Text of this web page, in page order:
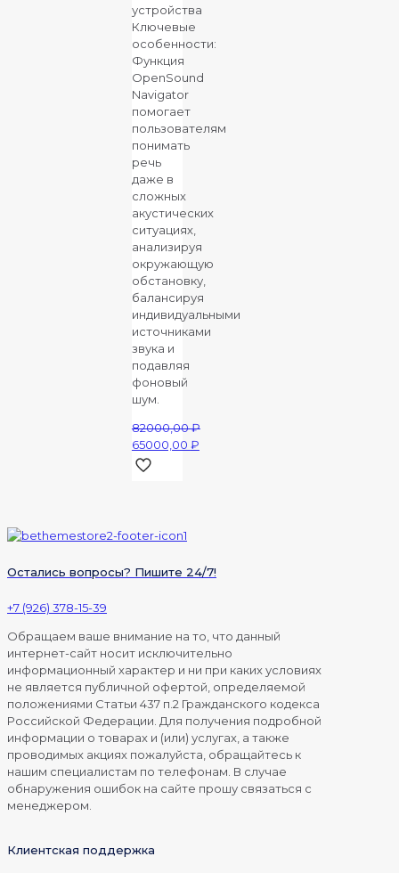
устройства
Ключевые
особенности:
Функция
OpenSound
Navigator
помогает
пользователям
понимать
речь
даже в
сложных
акустических
ситуациях,
анализируя
окружающую
обстановку,
балансируя
индивидуальными
источниками
звука и
подавляя
фоновый
шум.
82000,00₽
Первоначальная
цена
65000,00 ₽
Текущая
Остались вопросы? Пишите 24/7!
+7 (926) 378-15-39
Обращаем ваше внимание на то, что данный
интернет-сайт носит исключительно
информационный характер и ни при каких условиях
не является публичной офертой, определяемой
положениями Статьи 437 п.2 Гражданского кодекса
Российской Федерации. Для получения подробной
информации о товарах и (или) услугах, а также
проводимых акциях пожалуйста, обращайтесь к
нашим специалистам по телефонам. В случае
обнаружения ошибок на сайте прошу связаться с
менеджером.
Клиентская поддержка